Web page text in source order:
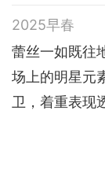
2025早春
蕾丝一如既往
场上的明星元
卫，着重表现